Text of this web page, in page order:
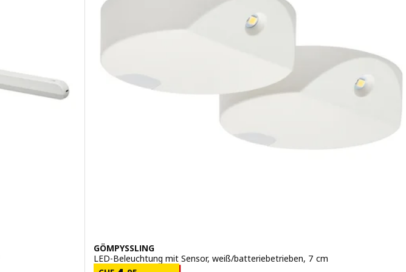
GÖMPYSSLING
LED-Beleuchtung mit Sensor, weiß/batteriebetrieben, 7 cm